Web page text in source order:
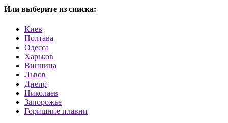
Или выберите из списка:
Киев
Полтава
Одесса
Харьков
Винница
Львов
Днепр
Николаев
Запорожье
Горишние плавни